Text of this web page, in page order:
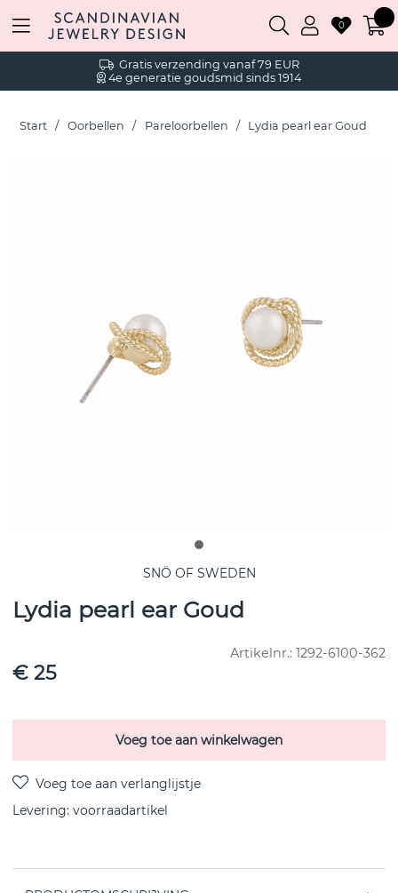
Gratis verzending vanaf 79 EUR
4e generatie goudsmid sinds 1914
0
Start Oorbellen Pareloorbellen Lydia pearl ear Goud
SNÖ OF SWEDEN
Lydia pearl ear Goud
Artikelnr.: 1292-6100-362
€ 25
Voeg toe aan winkelwagen
Levering: voorraadartikel